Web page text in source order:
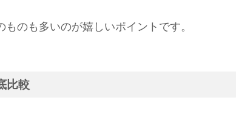
のも多いのが嬉しいポイントです。
比較